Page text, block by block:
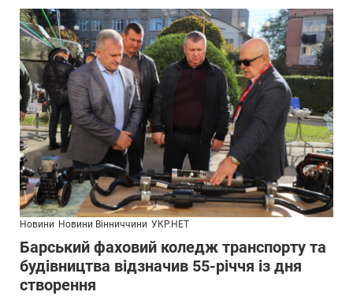
Новини Новини Вінниччини УКР.НЕТ
Барський фаховий коледж транспорту та
будівництва відзначив 55-річчя із дня
створення